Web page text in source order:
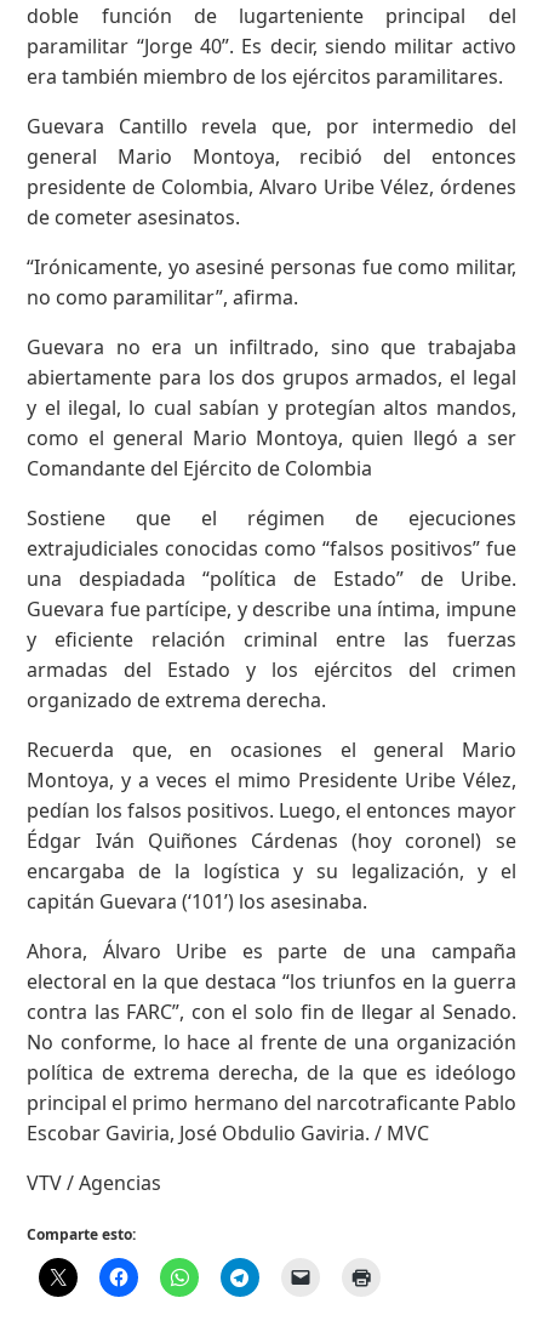
doble función de lugarteniente principal del
paramilitar “Jorge 40”. Es decir, siendo militar activo
era también miembro de los ejércitos paramilitares.
Guevara Cantillo revela que, por intermedio del
general Mario Montoya, recibió del entonces
presidente de Colombia, Alvaro Uribe Vélez, órdenes
de cometer asesinatos.
“Irónicamente, yo asesiné personas fue como militar,
no como paramilitar”, afirma.
Guevara no era un infiltrado, sino que trabajaba
abiertamente para los dos grupos armados, el legal
y el ilegal, lo cual sabían y protegían altos mandos,
como el general Mario Montoya, quien llegó a ser
Comandante del Ejército de Colombia
Sostiene que el régimen de ejecuciones
extrajudiciales conocidas como “falsos positivos” fue
una despiadada “política de Estado” de Uribe.
Guevara fue partícipe, y describe una íntima, impune
y eficiente relación criminal entre las fuerzas
armadas del Estado y los ejércitos del crimen
organizado de extrema derecha.
Recuerda que, en ocasiones el general Mario
Montoya, y a veces el mimo Presidente Uribe Vélez,
pedían los falsos positivos. Luego, el entonces mayor
Édgar Iván Quiñones Cárdenas (hoy coronel) se
encargaba de la logística y su legalización, y el
capitán Guevara (‘101’) los asesinaba.
Ahora, Álvaro Uribe es parte de una campaña
electoral en la que destaca “los triunfos en la guerra
contra las FARC”, con el solo fin de llegar al Senado.
No conforme, lo hace al frente de una organización
política de extrema derecha, de la que es ideólogo
principal el primo hermano del narcotraficante Pablo
Escobar Gaviria, José Obdulio Gaviria. / MVC
VTV / Agencias
Comparte esto: